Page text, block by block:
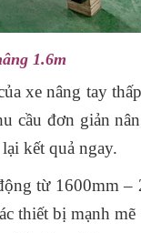
1.6m
xe nâng tay
cầu đơn giản
kết quả ngay.
từ 1600mm
thiết bị mạnh